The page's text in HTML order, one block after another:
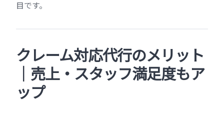
目です。
クレーム対応代行のメリット
｜売上・スタッフ満足度もア
ップ